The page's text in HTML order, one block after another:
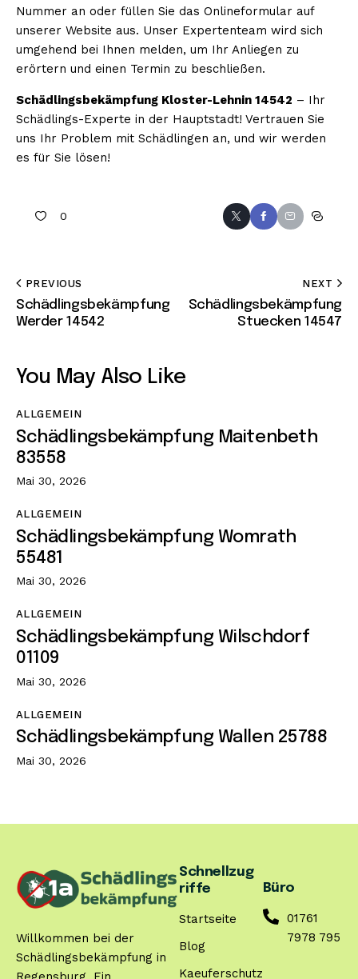
Nummer an oder füllen Sie das Onlineformular auf
unserer Website aus. Unser Expertenteam wird sich
umgehend bei Ihnen melden, um Ihr Anliegen zu
erörtern und einen Termin zu beschließen.
Schädlingsbekämpfung Kloster-Lehnin 14542 – Ihr
Schädlings-Experte in der Hauptstadt! Vertrauen Sie
uns Ihr Problem mit Schädlingen an, und wir werden
es für Sie lösen!
0
PREVIOUS
Schädlingsbekämpfung
Werder 14542
NEXT
Schädlingsbekämpfung
Stuecken 14547
You May Also Like
ALLGEMEIN
Schädlingsbekämpfung Maitenbeth
83558
Mai 30, 2026
ALLGEMEIN
Schädlingsbekämpfung Womrath
55481
Mai 30, 2026
ALLGEMEIN
Schädlingsbekämpfung Wilschdorf
01109
Mai 30, 2026
ALLGEMEIN
Schädlingsbekämpfung Wallen 25788
Mai 30, 2026
Willkommen bei der
Schädlingsbekämpfung in
Schnellzug
riffe
Startseite
Blog
Kaeuferschutz
Büro
01761
7978 795